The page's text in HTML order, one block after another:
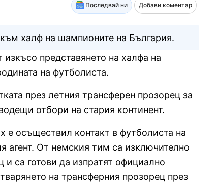
Последвай ни Добави коментар
халф на шампионите на България.
изкъсо представянето на халфа на
на футболиста.
през летния трансферен прозорец за
отбори на стария континент.
е осъществил контакт в футболиста на
агент. От немския тим са изключително
и са готови да изпратят официално
на трансферния прозорец през